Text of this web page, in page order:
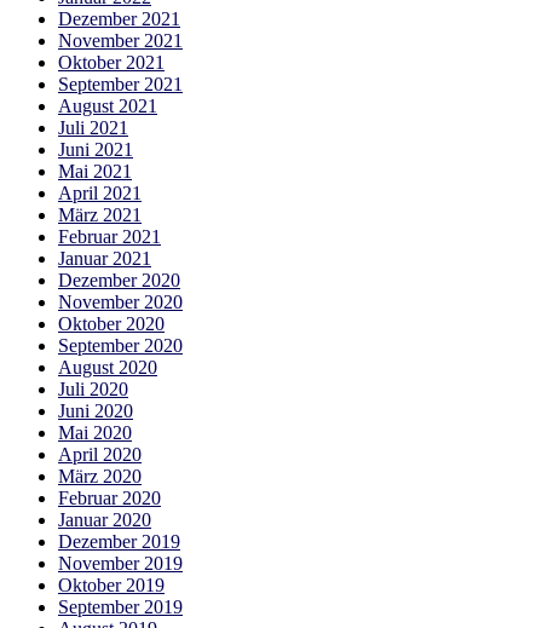
Dezember 2021
November 2021
Oktober 2021
September 2021
August 2021
Juli 2021
Juni 2021
Mai 2021
April 2021
März 2021
Februar 2021
Januar 2021
Dezember 2020
November 2020
Oktober 2020
September 2020
August 2020
Juli 2020
Juni 2020
Mai 2020
April 2020
März 2020
Februar 2020
Januar 2020
Dezember 2019
November 2019
Oktober 2019
September 2019